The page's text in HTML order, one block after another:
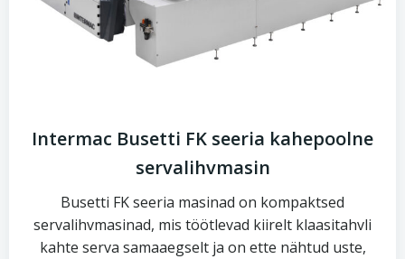
Intermac Busetti FK seeria kahepoolne
servalihvmasin
Busetti FK seeria masinad on kompaktsed
servalihvmasinad, mis töötlevad kiirelt klaasitahvli
kahte serva samaaegselt ja on ette nähtud uste,